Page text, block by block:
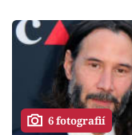
6 fotografií